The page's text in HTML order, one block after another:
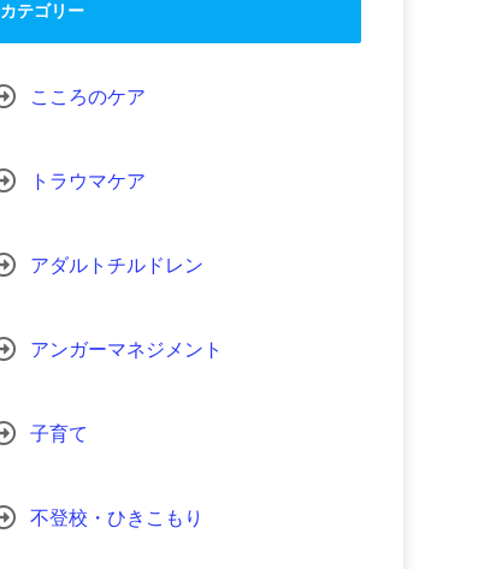
カテゴリー
こころのケア
トラウマケア
アダルトチルドレン
アンガーマネジメント
子育て
不登校・ひきこもり